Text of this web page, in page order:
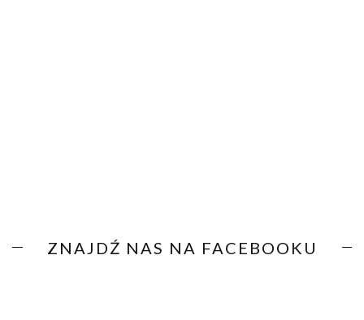
ZNAJDŹ NAS NA FACEBOOKU